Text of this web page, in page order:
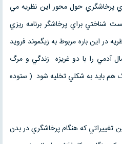
پرخاشگري حول محور اين نظريه مي
شناختي براي پرخاشگر برنامه ريزي
در اين باره مربوط به زيگموند فرويد
آدمي را با دو غريزه زندگي و مرگ
هم بايد به شكلي تخليه شود ( ستوده
تغييراتي كه هنگام پرخاشگري در بدن